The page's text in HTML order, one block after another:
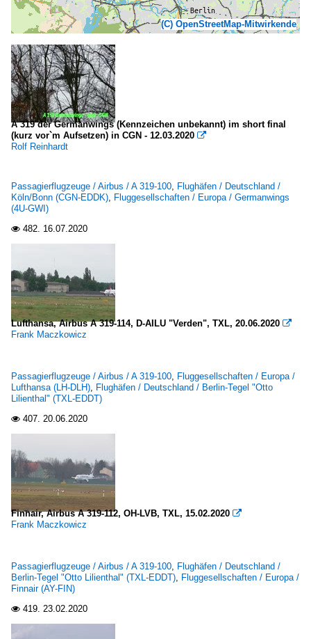
(C) OpenStreetMap-Mitwirkende
A 319 der Germanwings (Kennzeichen unbekannt) im short final
(kurz vor`m Aufsetzen) in CGN - 12.03.2020 
Rolf Reinhardt
Passagierflugzeuge / Airbus / A 319-100, Flughäfen / Deutschland /
Köln/Bonn (CGN-EDDK), Fluggesellschaften / Europa / Germanwings
(4U-GWI)
 482. 16.07.2020
Lufthansa, Airbus A 319-114, D-AILU "Verden", TXL, 20.06.2020 
Frank Maczkowicz
Passagierflugzeuge / Airbus / A 319-100, Fluggesellschaften / Europa /
Lufthansa (LH-DLH), Flughäfen / Deutschland / Berlin-Tegel "Otto
Lilienthal" (TXL-EDDT)
 407. 20.06.2020
Finnair, Airbus A 319-112, OH-LVB, TXL, 15.02.2020 
Frank Maczkowicz
Passagierflugzeuge / Airbus / A 319-100, Flughäfen / Deutschland /
Berlin-Tegel "Otto Lilienthal" (TXL-EDDT), Fluggesellschaften / Europa /
Finnair (AY-FIN)
 419. 23.02.2020